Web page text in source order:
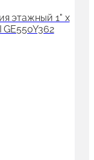
этажный 1" x